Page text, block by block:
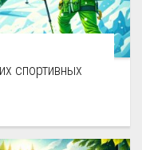
спортивных